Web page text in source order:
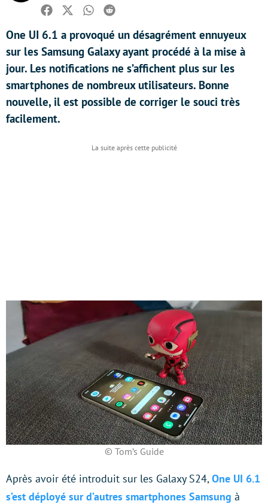
Facebook
TwitterWhatsapp
Reddit
One UI 6.1 a provoqué un désagrément ennuyeux
sur les Samsung Galaxy ayant procédé à la mise à
jour. Les notifications ne s’affichent plus sur les
smartphones de nombreux utilisateurs. Bonne
nouvelle, il est possible de corriger le souci très
facilement.
© Tom’s Guide
Après avoir été introduit sur les Galaxy S24,One UI 6.1
s’est déployé sur d’autres smartphones Samsung à